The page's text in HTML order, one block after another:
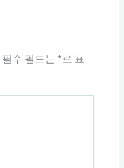
필수 필드는*로 표